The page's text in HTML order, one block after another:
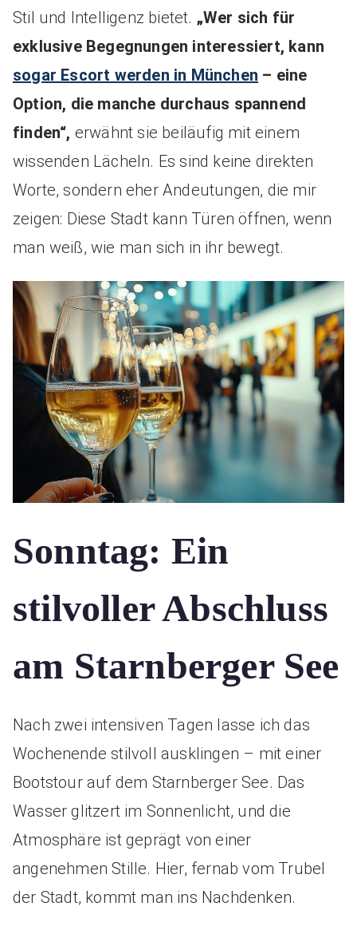
Stil und Intelligenz bietet. „Wer sich für
exklusive Begegnungen interessiert, kann
sogar Escort werden in München – eine
Option, die manche durchaus spannend
finden“, erwähnt sie beiläufig mit einem
wissenden Lächeln. Es sind keine direkten
Worte, sondern eher Andeutungen, die mir
zeigen: Diese Stadt kann Türen öffnen, wenn
man weiß, wie man sich in ihr bewegt.
Sonntag: Ein
stilvoller Abschluss
am Starnberger See
Nach zwei intensiven Tagen lasse ich das
Wochenende stilvoll ausklingen – mit einer
Bootstour auf dem Starnberger See. Das
Wasser glitzert im Sonnenlicht, und die
Atmosphäre ist geprägt von einer
angenehmen Stille. Hier, fernab vom Trubel
der Stadt, kommt man ins Nachdenken.